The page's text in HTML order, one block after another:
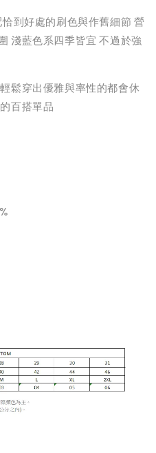
到好處的刷色與作舊細節 營
淺藍色系四季皆宜 不過於強
鬆穿出優雅與率性的都會休
百搭單品